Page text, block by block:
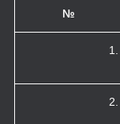
№
1.
2.